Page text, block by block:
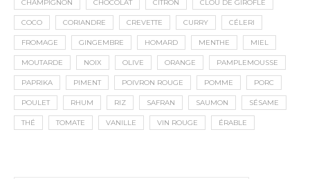
CHAMPIGNON CHOCOLAT CITRON CLOU DE GIROFLE
COCO CORIANDRE CREVETTE CURRY CÉLERI
FROMAGE GINGEMBRE HOMARD MENTHE MIEL
MOUTARDE NOIX OLIVE ORANGE PAMPLEMOUSSE
PAPRIKA PIMENT POIVRON ROUGE POMME PORC
POULET RHUM RIZ SAFRAN SAUMON SÉSAME
THÉ TOMATE VANILLE VIN ROUGE ÉRABLE